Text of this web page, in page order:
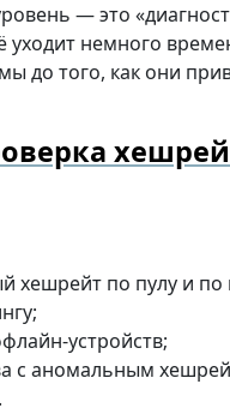
— это
немного
до того, как они
хешрейт по пулу и по
устройств;
с аномальным